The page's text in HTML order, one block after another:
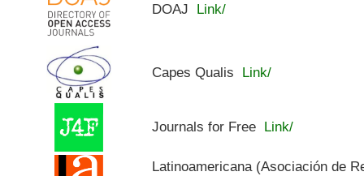
DOAJ Link/
Capes Qualis Link/
Journals for Free Link/
Latinoamericana (Asociación de